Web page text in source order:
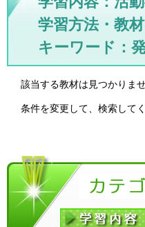
学習方法・教
キーワード：
該当する教材は見つかりませ
条件を変更して、検索してく